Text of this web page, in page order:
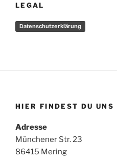
LEGAL
Datenschutzerklärung
HIER FINDEST DU UNS
Adresse
Münchener Str. 23
86415 Mering